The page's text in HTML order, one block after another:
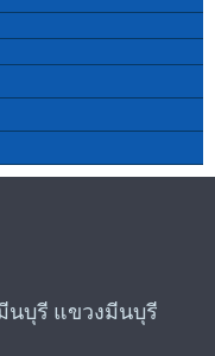
นบุรี แขวงมีนบุรี